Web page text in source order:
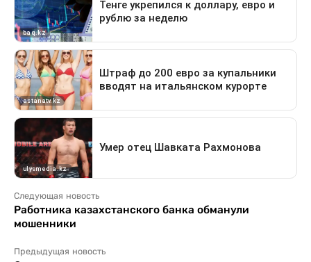
Следующая новость
Работника казахстанского банка обманули
мошенники
Предыдущая новость